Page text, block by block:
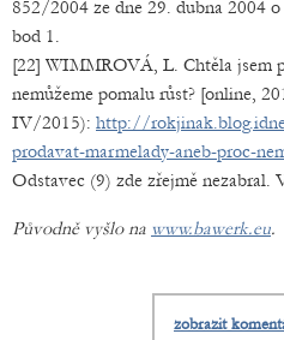
852/2004 ze dne 29. dubna 2004
bod 1.
[22] WIMMROVÁ, L. Chtěla jsem
nemůžeme pomalu růst? [online,
IV/2015): http://
prodavat-marmelady-aneb-proc-
Odstavec (9) zde zřejmě nezabral.
Původně vyšlo na www.bawerk.eu.
zobrazit